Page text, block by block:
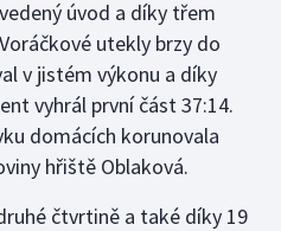
úvod a díky třem
utekly brzy do
v jistém výkonu a díky
vyhrál první část 37:14.
domácích korunovala
hřiště Oblaková.
čtvrtině a také díky 19